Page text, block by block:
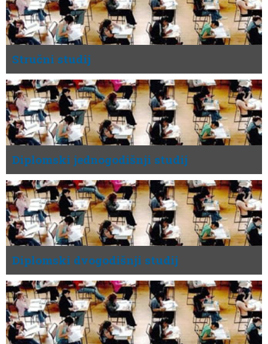
Stručni studij
Diplomski jednogodišnji studij
Diplomski dvogodišnji studij